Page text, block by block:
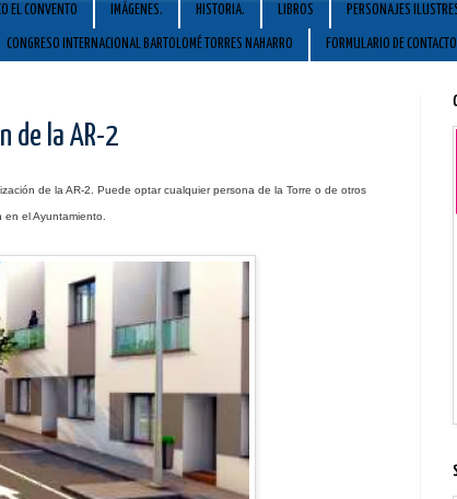
EL CONVENTO IMÁGENES. HISTORIA. LIBROS PERSONAJES
CONGRESO INTERNACIONAL BARTOLOMÉ TORRES NAHARRO FORMULARIO DE CONTACTO
de la AR-2
de la AR-2. Puede optar cualquier persona de la Torre o de otros
en el Ayuntamiento.